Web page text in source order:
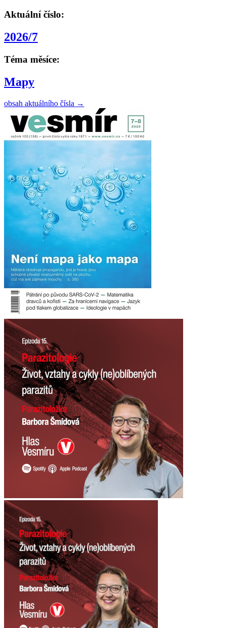
Aktuální číslo:
2026/7
Téma měsíce:
Mapy
obsah aktuálního čísla →